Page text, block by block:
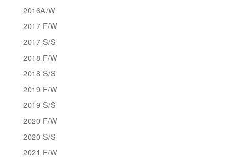
2016A/W
2017 F/W
2017 S/S
2018 F/W
2018 S/S
2019 F/W
2019 S/S
2020 F/W
2020 S/S
2021 F/W